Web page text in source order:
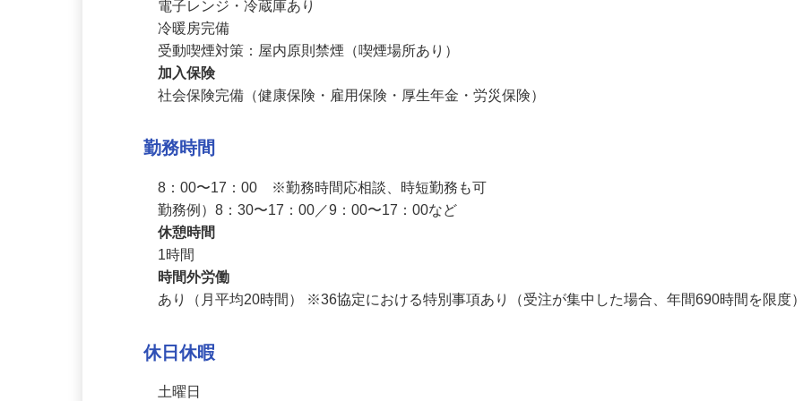
退職金制度（勤続3年以上）
個別ロッカーあり
電子レンジ・冷蔵庫あり
冷暖房完備
受動喫煙対策：屋内原則禁煙（喫煙場所あり）
社会保険完備（健康保険・雇用保険・厚生年金・労災保険）
勤務時間
8：00〜17：00　※勤務時間応相談、時短勤務も可
勤務例）8：30〜17：00／9：00〜17：00など
休憩時間
1時間
あり（月平均20時間） ※36協定における特別事項あり（受注が集中した場合、年間690時間を限